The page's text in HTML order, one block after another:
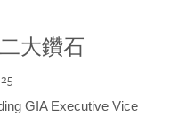
大鑽石
GIA Executive Vice